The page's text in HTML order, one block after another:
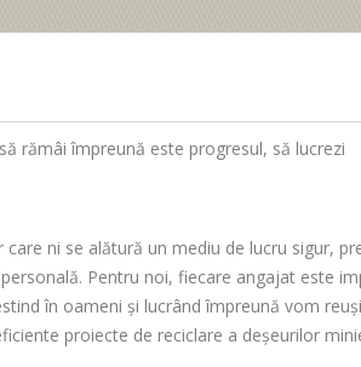
rămâi împreună este progresul, să lucrezi
ni se alătură un mediu de lucru sigur,
Pentru noi, fiecare angajat este
în oameni și lucrând împreună vom
proiecte de reciclare a deșeurilor